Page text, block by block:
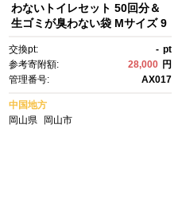
わないトイレセット 50回分＆
生ゴミが臭わない袋 Mサイズ 9
品 生活用品 まとめ買い ゴミ
袋 大容量 日用消耗品 防災用 非
常用 防臭袋 携帯トイレ 介護 赤
ちゃん ペット おむつ BOS セ
ット ふるさと 岡山 送料無料
交換pt: - pt
参考寄附額:
28,000 円
管理番号:
AX017
中国地方
岡山県
岡山市